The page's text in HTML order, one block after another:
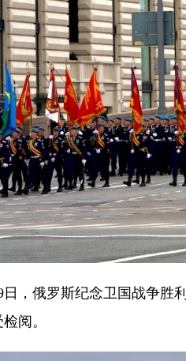
日，俄罗斯纪念卫国战争胜
阅。